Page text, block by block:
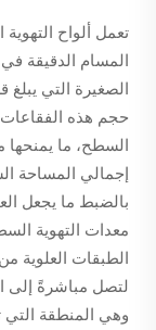
تعمل ألواح
المسام الدقيقة
حجم هذه
السطح، ما يمنحها
إجمالي المساحة
بالضبط ما يجعل
معدات التهوية
الطبقات العلوية
لتصل مباشرةً إلى
وهي المنطقة التي